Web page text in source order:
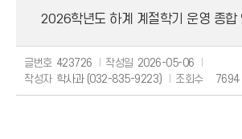
2026학년도 하계 계절학기 운영 종합
글번호 423726 작성일 2026-05-06
작성자 학사과 (032-835-9223) 조회수 7694